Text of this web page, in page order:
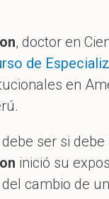
, doctor en
de
en
ser si
inició su
cambio de